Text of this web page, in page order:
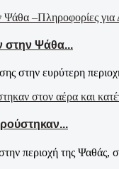
στην Ψάθα...
στην ευρύτερη
περιοχή της Ψαθάς,